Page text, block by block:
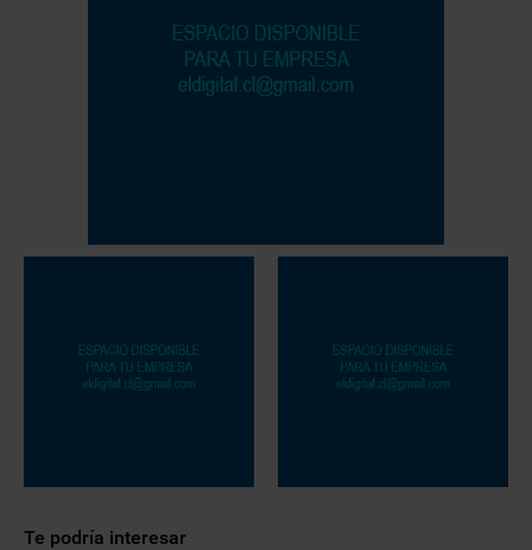
Te podría interesar